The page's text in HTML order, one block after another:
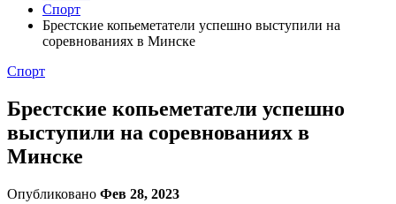
Спорт
Брестские копьеметатели успешно выступили на
соревнованиях в Минске
Спорт
Брестские копьеметатели успешно
выступили на соревнованиях в
Минске
Опубликовано Фев 28, 2023